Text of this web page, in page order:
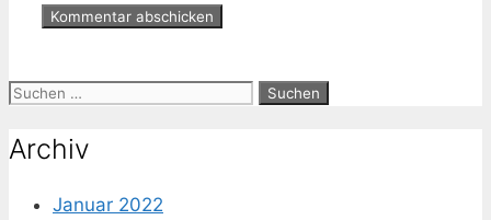
Suche
Archiv
Januar 2022